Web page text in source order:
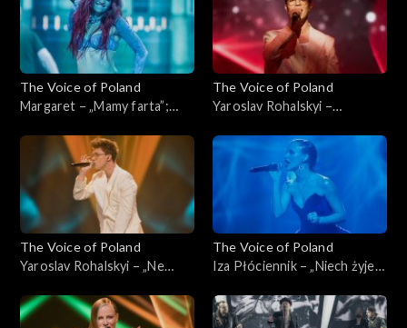
The Voice of Poland
Margaret – „Mamy farta”;
23 listopada 2024
The Voice of Poland
Yaroslav Rohalskyi –
Voice of Poland”, Live, 23
listopada 2024
The Voice of Poland
Yaroslav Rohalskyi – „Ne
Poland”, Live, 23 listopada
2024
The Voice of Poland
Iza Płóciennik – „Niech żyje
Live, 23 listopada 2024